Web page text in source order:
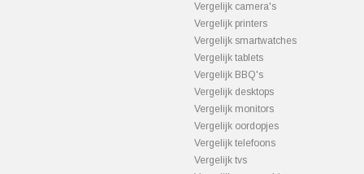
Vergelijk camera's
Vergelijk printers
Vergelijk smartwatches
Vergelijk tablets
Vergelijk BBQ's
Vergelijk desktops
Vergelijk monitors
Vergelijk oordopjes
Vergelijk telefoons
Vergelijk tvs